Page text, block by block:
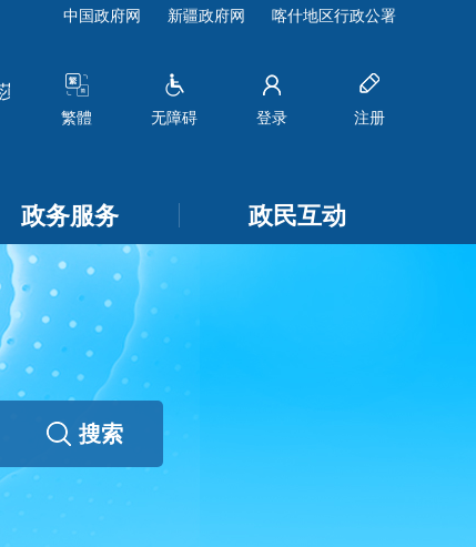
中国政府网 新疆政府网 喀什地区行政公署
鸿达农业有限责任公司分公司申请变更企业名称和法定代表
繁體 无障碍 登录 注册
政务服务 政民互动
搜索